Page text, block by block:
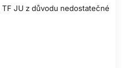
JU z důvodu nedostatečné